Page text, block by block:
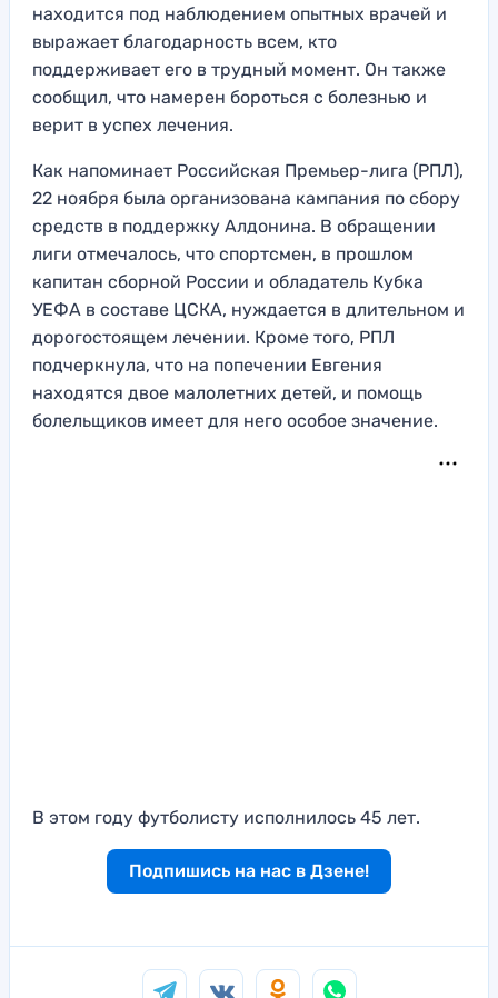
находится под наблюдением опытных врачей и
выражает благодарность всем, кто
поддерживает его в трудный момент. Он также
сообщил, что намерен бороться с болезнью и
верит в успех лечения.
Как напоминает Российская Премьер-лига (РПЛ),
22 ноября была организована кампания по сбору
средств в поддержку Алдонина. В обращении
лиги отмечалось, что спортсмен, в прошлом
капитан сборной России и обладатель Кубка
УЕФА в составе ЦСКА, нуждается в длительном и
дорогостоящем лечении. Кроме того, РПЛ
подчеркнула, что на попечении Евгения
находятся двое малолетних детей, и помощь
болельщиков имеет для него особое значение.
В этом году футболисту исполнилось 45 лет.
Подпишись на нас в Дзене!